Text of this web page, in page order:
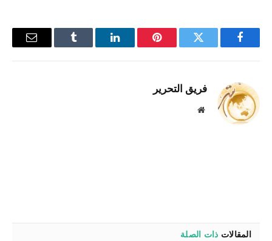
فيسبوك تويتر بينتيريستلينكدإن Tumblr
البريد
فريق التحرير
موقع
المقالات ذات الصلة